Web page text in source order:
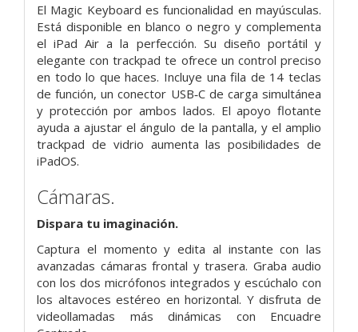
El Magic Keyboard es funcionalidad en mayúsculas.
Está disponible en blanco o negro y complementa
el iPad Air a la perfección. Su diseño portátil y
elegante con trackpad te ofrece un control preciso
en todo lo que haces. Incluye una fila de 14 teclas
de función, un conector USB‑C de carga simultánea
y protección por ambos lados. El apoyo flotante
ayuda a ajustar el ángulo de la pantalla, y el amplio
trackpad de vidrio aumenta las posibili­dades de
iPadOS.
Cámaras.
Dispara tu imaginación.
Captura el momento y edita al instante con las
avanzadas cámaras frontal y trasera. Graba audio
con los dos micrófonos integrados y escúchalo con
los altavoces estéreo en horizontal. Y disfruta de
videollamadas más dinámicas con Encuadre